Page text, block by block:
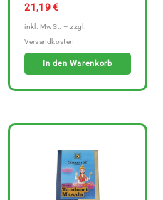
21,19€
In den Warenkorb